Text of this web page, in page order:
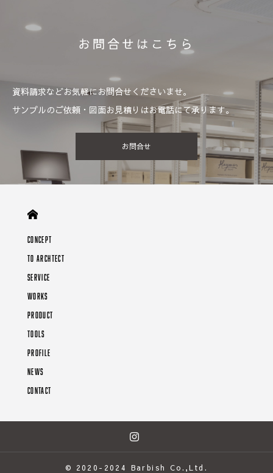
お問合せはこちら
資料請求などお気軽にお問合せくださいませ。
サンプルのご依頼・図面お見積りはお電話にて承ります。
お問合せ
CONCEPT
TO ARCHTECT
SERVICE
WORKS
PRODUCT
TOOLS
PROFILE
NEWS
CONTACT
© 2020-2024 Barbish Co.,Ltd.